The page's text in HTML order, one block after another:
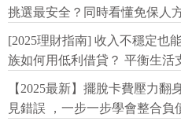
挑選最安全？同時看懂免保人
[2025理財指南] 收入不穩定也
族如何用低利借貸？ 平衡生活
【2025最新】擺脫卡費壓力
見錯誤 ，一步一步學會整合